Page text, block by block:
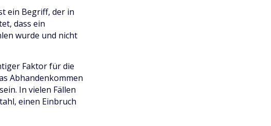
ein Begriff, der in
dass ein
wurde und nicht
Faktor für die
Abhandenkommen
In vielen Fällen
einen Einbruch